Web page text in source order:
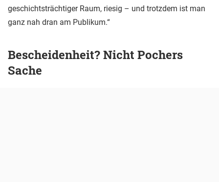
geschichtsträchtiger Raum, riesig – und trotzdem ist man
ganz nah dran am Publikum.“
Bescheidenheit? Nicht Pochers
Sache